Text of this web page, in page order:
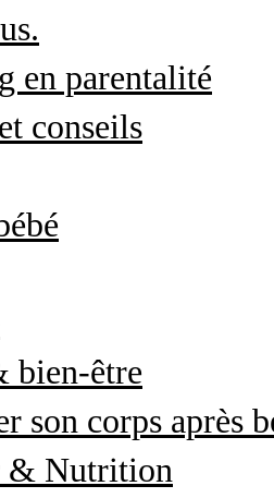
en parentalité
conseils
bien-être
son corps après
& Nutrition